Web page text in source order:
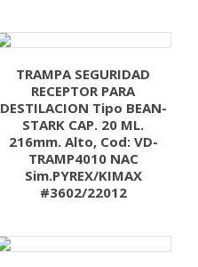
TRAMPA SEGURIDAD
RECEPTOR PARA
DESTILACION Tipo BEAN-
STARK CAP. 20 ML.
216mm. Alto, Cod: VD-
TRAMP4010 NAC
Sim.PYREX/KIMAX
#3602/22012